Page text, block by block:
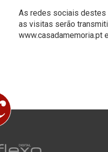
As redes sociais destes
as visitas serão
www.casadamemoria.pt